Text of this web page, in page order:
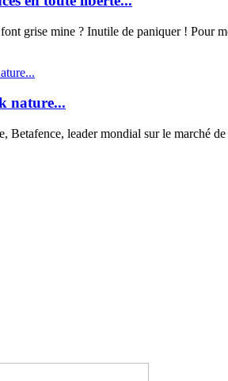
grise mine ? Inutile de paniquer ! Pour
nature...
Betafence, leader mondial sur le marché